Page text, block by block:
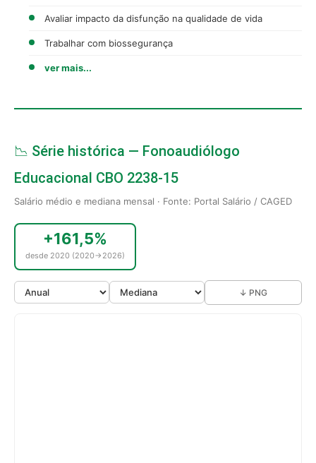
Avaliar impacto da disfunção na qualidade de vida
Trabalhar com biossegurança
ver mais...
📉 Série histórica — Fonoaudiólogo
Educacional CBO 2238-15
Salário médio e mediana mensal · Fonte: Portal Salário / CAGED
+161,5%
desde 2020 (2020→2026)
↓ PNG